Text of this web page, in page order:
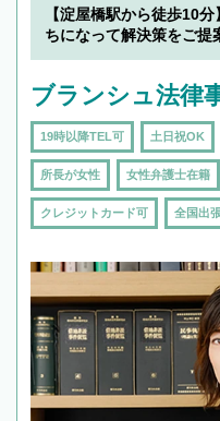
【淀屋橋駅から徒歩10
ちになって解決策をご提
ブランシュ法律
19時以降TEL可 土日祝OK
所長が女性 女性弁護士在籍
クレジットカード可 全国出